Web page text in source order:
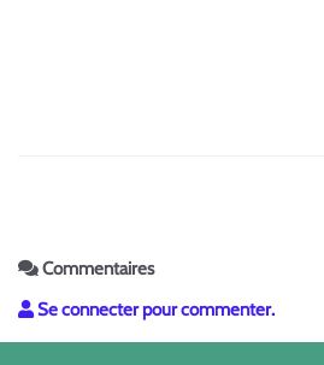
Commentaires
Se connecter pour commenter.